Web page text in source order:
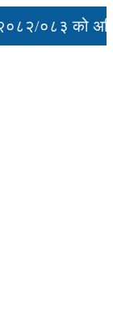
०८३ को